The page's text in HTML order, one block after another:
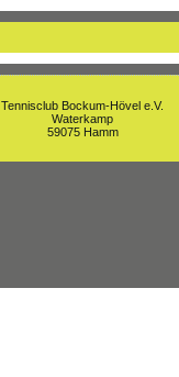
Tennisclub Bockum-Hövel e.V.
Waterkamp
59075 Hamm